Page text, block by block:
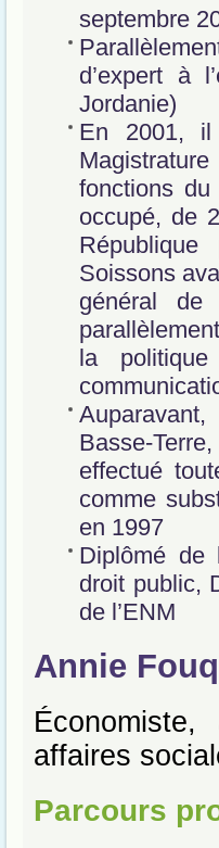
septembre
d’expert à
Jordanie)
En 2001,
fonctions
occupé, de
Soissons
général
la
Basse-
effectué
comme
en 1997
Diplômé de
droit public,
de l’ENM
Annie
affaires
Parcours